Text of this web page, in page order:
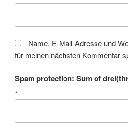
Name, E-Mail-Adresse und
für meinen nächsten Kommentar
Spam protection: Sum of
*